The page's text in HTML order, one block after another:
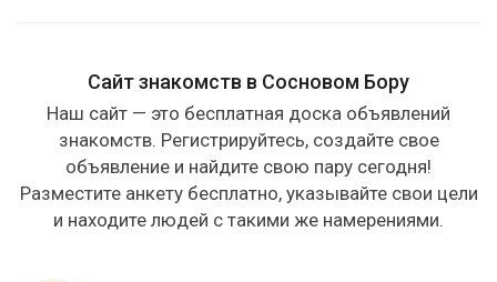
Сайт знакомств в Сосновом Бору
Наш сайт — это бесплатная доска объявлений
знакомств. Регистрируйтесь, создайте свое
объявление и найдите свою пару сегодня!
Разместите анкету бесплатно, указывайте свои цели
и находите людей с такими же намерениями.